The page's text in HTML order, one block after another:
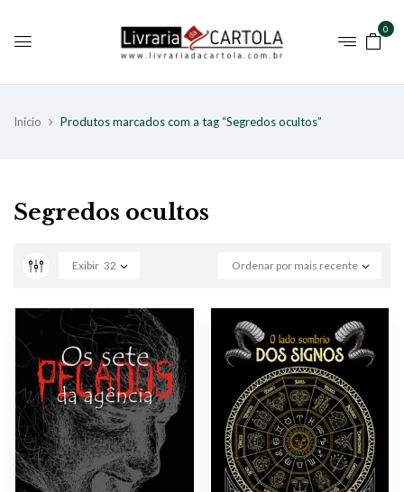
0
Início Produtos marcados com a tag “Segredos ocultos”
Segredos ocultos
Ordenar por mais recente
Exibir 32